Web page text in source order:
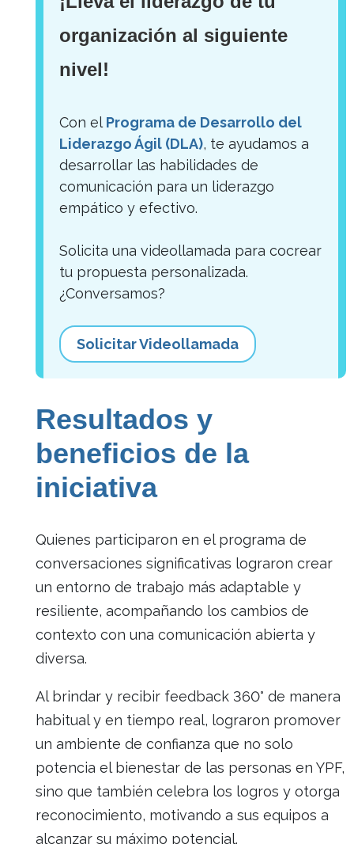
organización al siguiente
nivel!
Con elPrograma de Desarrollo del
Liderazgo Ágil (DLA), te ayudamos a
desarrollar las habilidades de
comunicación para un liderazgo
empático y efectivo.
Solicita una videollamada para cocrear
tu propuesta personalizada.
¿Conversamos?
Solicitar Videollamada
Resultados y
beneficios de la
iniciativa
Quienes participaron en el programa de
conversaciones significativas lograron crear
un entorno de trabajo más adaptable y
resiliente, acompañando los cambios de
contexto con una comunicación abierta y
diversa.
Al brindar y recibir feedback 360° de manera
habitual y en tiempo real, lograron promover
un ambiente de confianza que no solo
potencia el bienestar de las personas en YPF,
sino que también celebra los logros y otorga
reconocimiento, motivando a sus equipos a
alcanzar su máximo potencial.